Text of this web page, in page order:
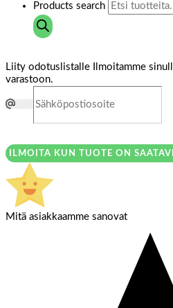
Products search
Liity odotuslistalle
Ilmoitamme
varastoon.
ILMOITA KUN TUOTE ON
Mitä asiakkaamme sanovat